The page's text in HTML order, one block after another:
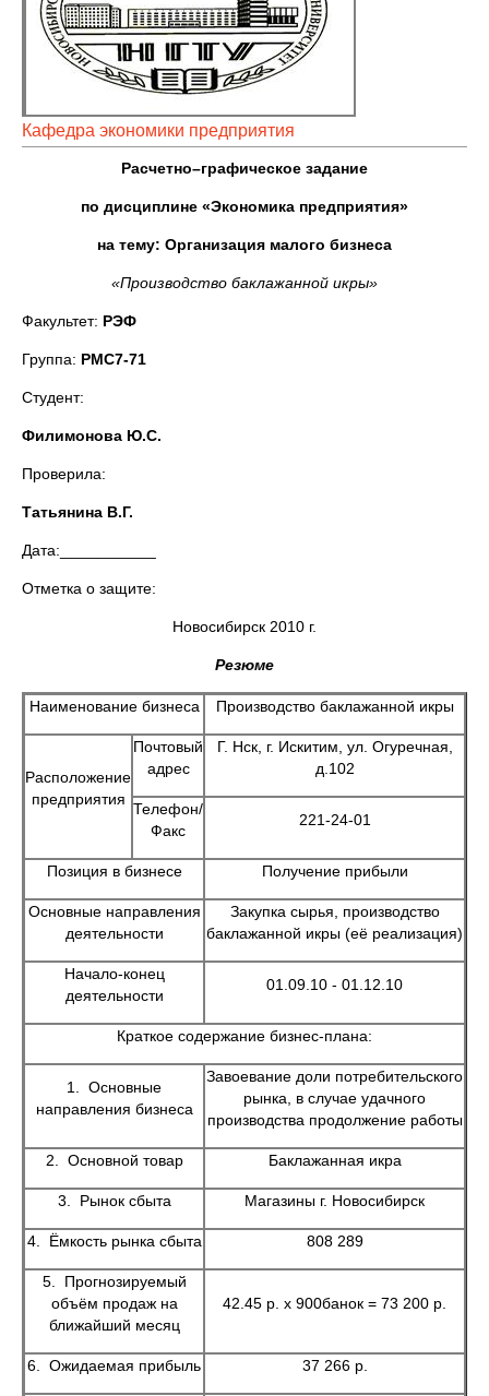
Кафедра экономики предприятия
Расчетно–графическое задание
по дисциплине «Экономика предприятия»
на тему: Организация малого бизнеса
«Производство баклажанной икры»
Факультет: РЭФ
Группа: РМС7-71
Студент:
Филимонова Ю.С.
Проверила:
Татьянина В.Г.
Дата:___________
Отметка о защите:
Новосибирск 2010 г.
Резюме
Наименование бизнеса Производство баклажанной икры
Расположение
предприятия
Почтовый
адрес
Г. Нск, г. Искитим, ул. Огуречная,
д.102
Телефон/
Факс
221-24-01
Позиция в бизнесе Получение прибыли
Основные направления
деятельности
Закупка сырья, производство
баклажанной икры (её реализация)
Начало-конец
деятельности
01.09.10 - 01.12.10
Краткое содержание бизнес-плана:
1. Основные
направления бизнеса
Завоевание доли потребительского
рынка, в случае удачного
производства продолжение работы
2. Основной товар Баклажанная икра
3. Рынок сбыта Магазины г. Новосибирск
4. Ёмкость рынка сбыта 808 289
5. Прогнозируемый
объём продаж на
ближайший месяц
42.45 р. х 900банок = 73 200 р.
6. Ожидаемая прибыль 37 266 р.